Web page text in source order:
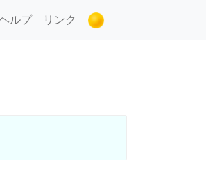
ルプ
リンク